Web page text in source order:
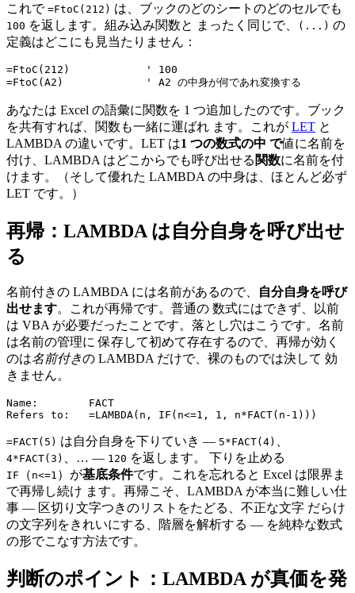
これで =FtoC(212) は、ブックのどのシートのどのセルでも
100 を返します。組み込み関数と まったく同じで、 (...) の
定義はどこにも見当たりません：
=FtoC(212)            ' 100
あなたは Excel の語彙に関数を 1 つ追加したのです。ブック
を共有すれば、関数も一緒に運ばれ ます。これが LET と
LAMBDA の違いです。LET は1 つの数式の中 で値に名前を
付け、LAMBDA はどこからでも呼び出せる 関数に名前を付
けます。（そして優れた LAMBDA の中身は、ほとんど必ず
LET です。）
再帰：LAMBDA は自分自身を呼び出せ
る
名前付きの LAMBDA には名前があるので、
自分自身を呼び
出せます。これが再帰です。普通の 数式にはできず、以前
は VBA が必要だったことです。落とし穴はこうです。名前
は名前の管理に 保存して初めて存在するので、再帰が効く
のは名前付きの LAMBDA だけで、裸のものでは決して 効
きません。
Name:        FACT
=FACT(5) は自分自身を下りていき — 5*FACT(4) 、
4*FACT(3) 、… — 120 を返します。 下りを止める
IF （ n<=1 ）が基底条件です。これを忘れると Excel は限界ま
で再帰し続け ます。再帰こそ、LAMBDA が本当に難しい仕
事 — 区切り文字つきのリストをたどる、不正な文字 だらけ
の文字列をきれいにする、階層を解析する — を純粋な数式
の形でこなす方法です。
判断のポイント：LAMBDA が真価を発